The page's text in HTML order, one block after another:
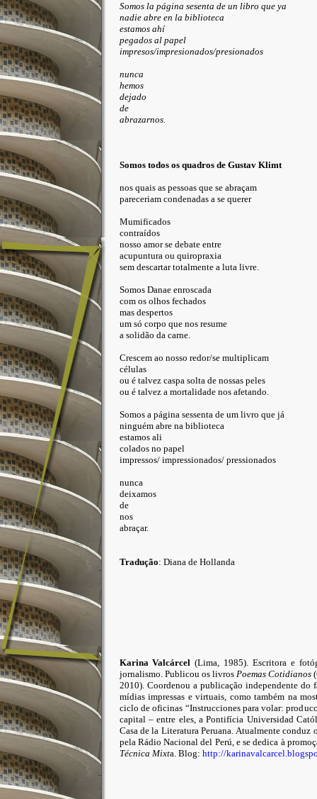
Somos la página sesenta de un libro que ya
nadie abre en la biblioteca
estamos ahí
pegados al papel
impresos/impresionados/presionados
nunca
hemos
dejado
de
abrazarnos.
Somos todos os quadros de Gustav Klimt
nos quais as pessoas que se abraçam
pareceriam condenadas a se querer
Mumificados
contraídos
nosso amor se debate entre
acupuntura ou quiropraxia
sem descartar totalmente a luta livre.
Somos Danae enroscada
com os olhos fechados
mas despertos
um só corpo que nos resume
a solidão da carne.
Crescem ao nosso redor/se multiplicam
células
ou é talvez caspa solta de nossas peles
ou é talvez a mortalidade nos afetando.
Somos a página sessenta de um livro que já
ninguém abre na biblioteca
estamos ali
colados no papel
impressos/ impressionados/ pressionados
nunca
deixamos
de
nos
abraçar.
Tradução: Diana de Hollanda
Karina Valcárcel(Lima, 1985). Escritora e
jornalismo. Publicou os livros Poemas Cotidianos
2010). Coordenou a publicação independente do
mídias impressas e virtuais, como também na
ciclo de oficinas “Instrucciones para volar:
capital – entre eles, a Pontifícia Universidad
Casa de la Literatura Peruana. Atualmente
pela Rádio Nacional del Perú, e se dedica à
Técnica Mixta. Blog: http://